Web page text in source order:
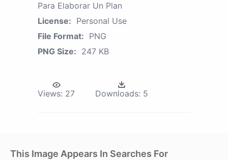
Para Elaborar Un Plan
License: Personal Use
File Format: PNG
PNG Size: 247 KB
Views: 27 Downloads: 5
This Image Appears In Searches For